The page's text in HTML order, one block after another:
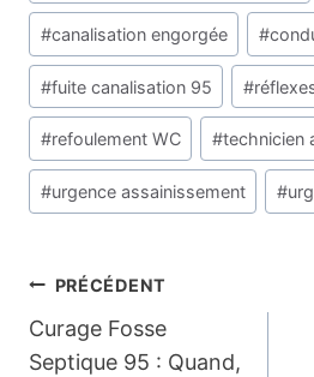
publication :
#canalisation engorgée #
#fuite canalisation 95 #
#refoulement WC #technicien
#urgence assainissement #
Navigation
de
PRÉCÉDENT
Curage Fosse
Septique 95 : Quand,